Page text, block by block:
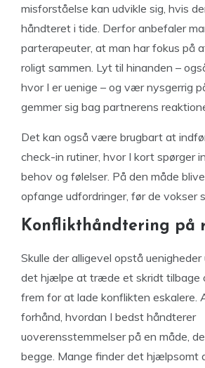
misforståelse kan udvikle sig, hvis
håndteret i tide. Derfor anbefaler
parterapeuter, at man har fokus på
roligt sammen. Lyt til hinanden –
hvor I er uenige – og vær nysgerrig
gemmer sig bag partnerens
Det kan også være brugbart at
check-in rutiner, hvor I kort spørger
behov og følelser. På den måde
opfange udfordringer, før de vokser
Konflikthåndtering på
Skulle der alligevel opstå uenigheder
det hjælpe at træde et skridt tilbage
frem for at lade konflikten eskalere.
forhånd, hvordan I bedst håndterer
uoverensstemmelser på en måde,
begge. Mange finder det hjælpsomt